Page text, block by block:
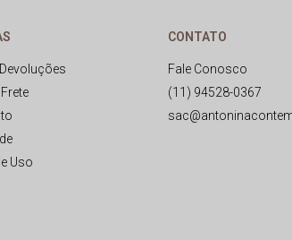
Uso
CONTATO
Fale Conosco
(11) 94528-0367